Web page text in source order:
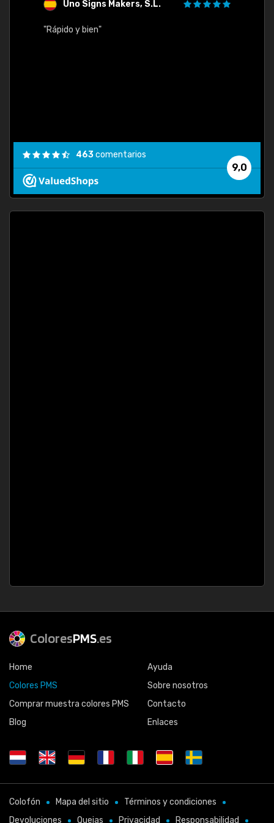
Uno Signs Makers, S.L.
"Rápido y bien"
9,0
463comentarios
ColoresPMS.es
Home
Colores PMS
Comprar muestra colores PMS
Blog
Ayuda
Sobre nosotros
Contacto
Enlaces
Colofón Mapa del sitio
Términos y condiciones
Devoluciones
Quejas Privacidad Responsabilidad